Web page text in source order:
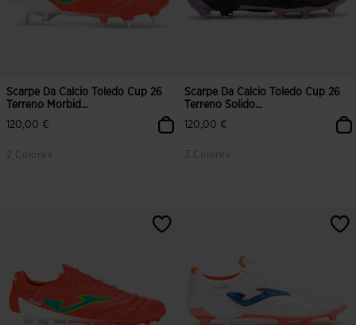
Scarpe Da Calcio Toledo Cup 26
Terreno Morbid...
120,00 €
2 Colores
4,2 su 5 valutazione dei clienti
Scarpe Da Calcio Toledo Cup 26
Terreno Solido...
120,00 €
3 Colores